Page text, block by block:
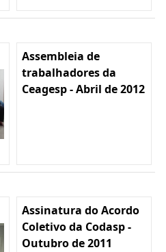
Assembleia de
trabalhadores da
Ceagesp - Abril de 2012
Assinatura do Acordo
Coletivo da Codasp -
Outubro de 2011